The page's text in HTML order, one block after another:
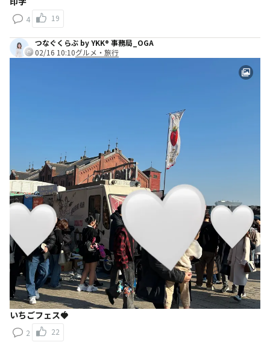
4 19
つなぐくらぶ by YKK® 事務局_OGA
02/16 10:10グルメ・旅行
いちごフェス🍓
2 22